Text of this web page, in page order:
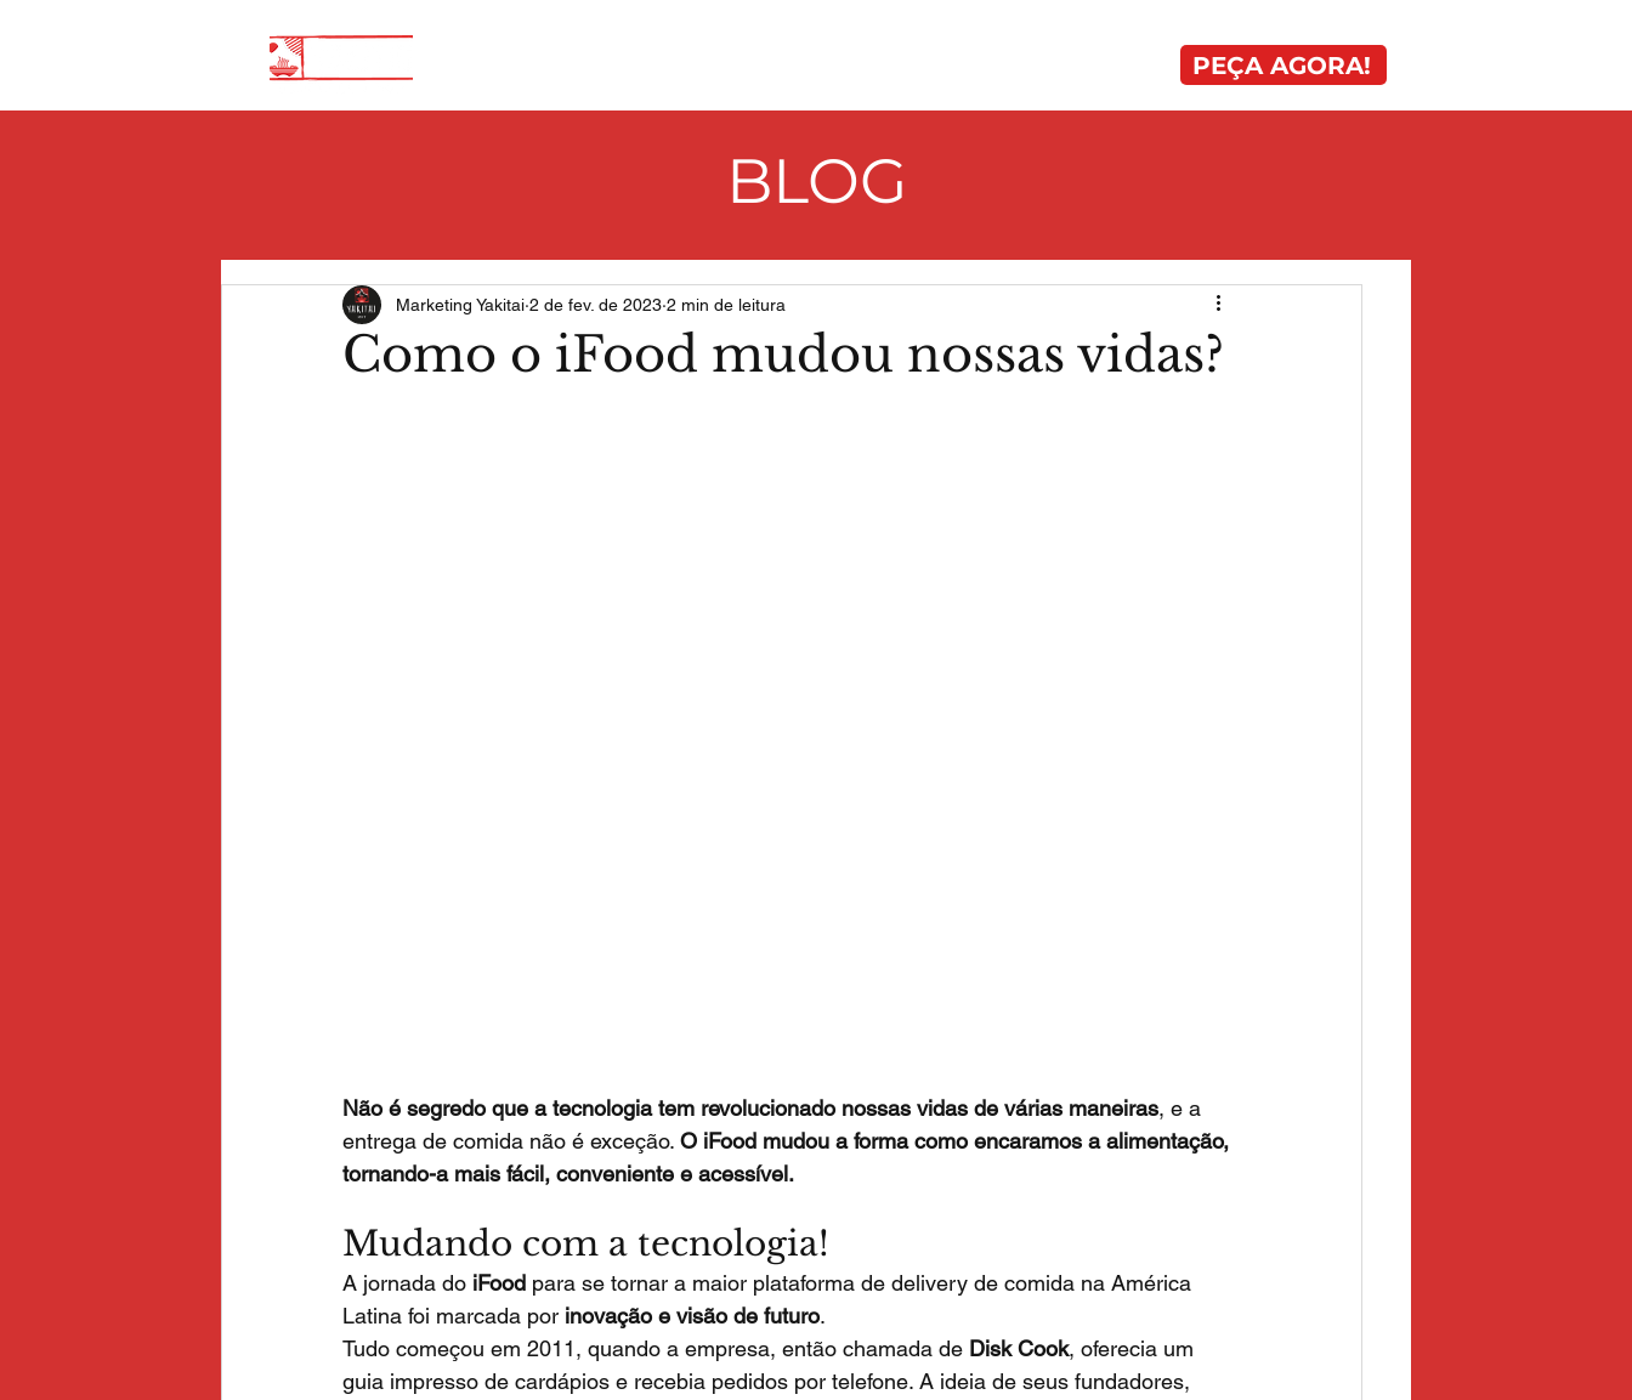
PEÇA AGORA!
BLOG
Como o iFood mudou nossas vidas?
Marketing Yakitai 2 de fev. de 2023 2 min de leitura
Não é segredo que a tecnologia tem revolucionado nossas vidas de várias maneiras, e a
entrega de comida não é exceção. O iFood mudou a forma como encaramos a alimentação,
tornando-a mais fácil, conveniente e acessível.
Mudando com a tecnologia!
A jornada do iFood para se tornar a maior plataforma de delivery de comida na América
Latina foi marcada por inovação e visão de futuro.
Tudo começou em 2011, quando a empresa, então chamada de Disk Cook, oferecia um
guia impresso de cardápios e recebia pedidos por telefone. A ideia de seus fundadores,